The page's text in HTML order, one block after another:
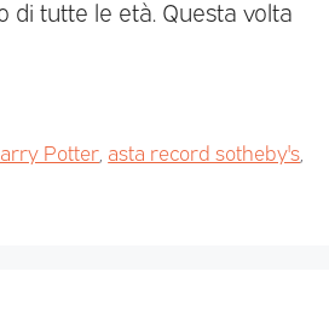
di tutte le età. Questa volta
Potter asta record sotheby's